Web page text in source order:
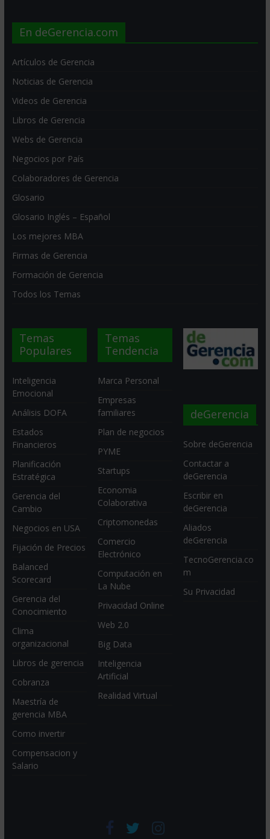
En deGerencia.com
Artículos de Gerencia
Noticias de Gerencia
Videos de Gerencia
Libros de Gerencia
Webs de Gerencia
Negocios por País
Colaboradores de Gerencia
Glosario
Glosario Inglés – Español
Los mejores MBA
Firmas de Gerencia
Formación de Gerencia
Todos los Temas
Temas
Populares
Inteligencia
Emocional
Análisis DOFA
Estados
Financieros
Planificación
Estratégica
Gerencia del
Cambio
Negocios en USA
Fijación de Precios
Balanced
Scorecard
Gerencia del
Conocimiento
Clima
organizacional
Libros de gerencia
Cobranza
Maestría de
gerencia MBA
Como invertir
Compensacion y
Salario
Temas
Tendencia
Marca Personal
Empresas
familiares
Plan de negocios
PYME
Startups
Economia
Colaborativa
Criptomonedas
Comercio
Electrónico
Computación en
La Nube
Privacidad Online
Web 2.0
Big Data
Inteligencia
Artificial
Realidad Virtual
deGerencia
Sobre deGerencia
Contactar a
deGerencia
Escribir en
deGerencia
Aliados
deGerencia
TecnoGerencia.co
m
Su Privacidad